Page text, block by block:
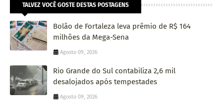
TALVEZ VOCÊ GOSTE DESTAS POSTAGENS
Bolão de Fortaleza leva prêmio de R$ 164
milhões da Mega-Sena
Agosto 09, 2026
Rio Grande do Sul contabiliza 2,6 mil
desalojados após tempestades
Agosto 09, 2026